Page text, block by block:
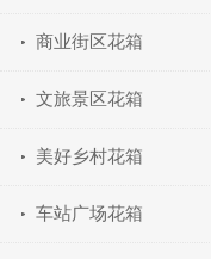
商业街区花箱
文旅景区花箱
美好乡村花箱
车站广场花箱